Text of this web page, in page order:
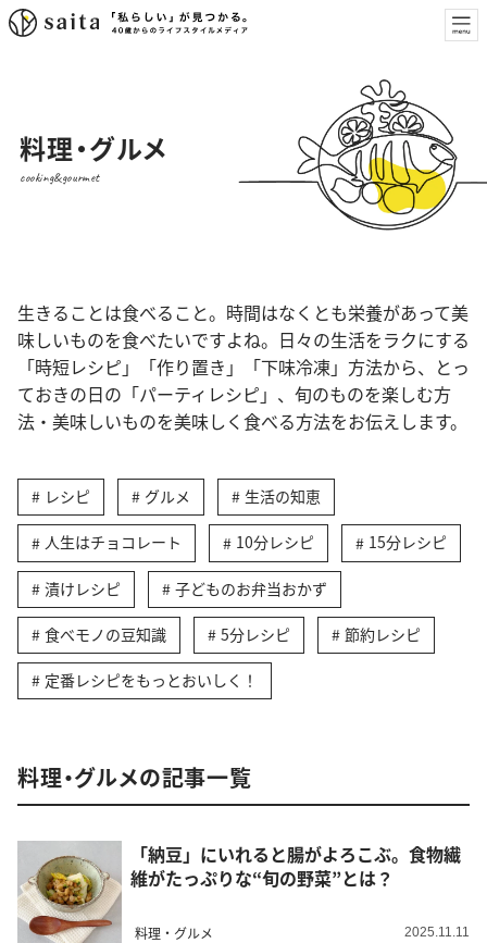
料理・グルメ
cooking&gourmet
生きることは食べること。時間はなくとも栄養があって美
味しいものを食べたいですよね。日々の生活をラクにする
「時短レシピ」「作り置き」「下味冷凍」方法から、とっ
ておきの日の「パーティレシピ」、旬のものを楽しむ方
法・美味しいものを美味しく食べる方法をお伝えします。
レシピ グルメ 生活の知恵
人生はチョコレート 10分レシピ 15分レシピ
漬けレシピ 子どものお弁当おかず
食べモノの豆知識 5分レシピ 節約レシピ
定番レシピをもっとおいしく！
料理・グルメの記事一覧
「納豆」にいれると腸がよろこぶ。食物繊
維がたっぷりな“旬の野菜”とは？
料理・グルメ 2025.11.11